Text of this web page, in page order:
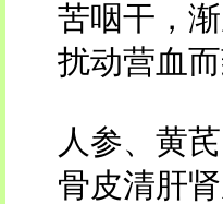
苦咽干，
扰动营血而
人参、黄
骨皮清肝